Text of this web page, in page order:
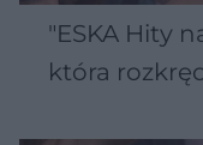
"ESKA Hity
która